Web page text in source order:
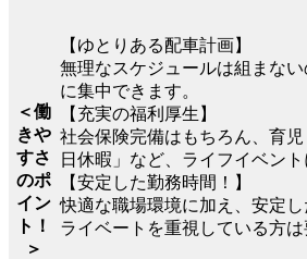
＜働
きや
すさ
のポ
イン
ト！
＞
【ゆとりある配車計画】
無理なスケジュールは組まな
に集中できます。
【充実の福利厚生】
社会保険完備はもちろん、育
日休暇」など、ライフイベント
【安定した勤務時間！】
快適な職場環境に加え、安定
ライベートを重視している方は